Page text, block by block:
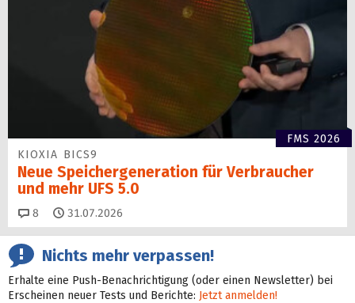
FMS 2026
KIOXIA BICS9
Neue Speichergen­eration für Verbraucher
und mehr UFS 5.0
8 Kommentare
31.07.2026
Nichts mehr verpassen!
Erhalte eine Push-Benachrichtigung (oder einen Newsletter) bei
Erscheinen neuer Tests und Berichte: Jetzt anmelden!